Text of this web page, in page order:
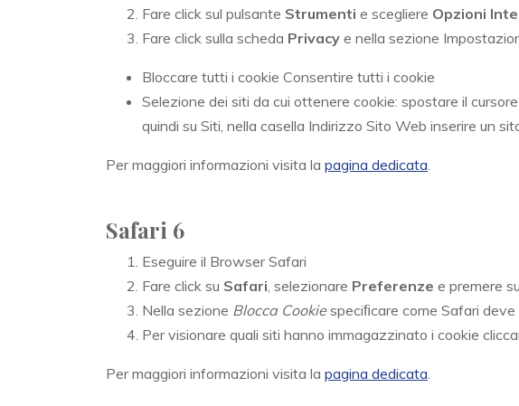
Fare click sul pulsante Strumenti e scegliere Opzioni
Fare click sulla scheda Privacy e nella sezione
Bloccare tutti i cookie Consentire tutti i cookie
Selezione dei siti da cui ottenere cookie: spostare il
quindi su Siti, nella casella Indirizzo Sito Web inserire un
Per maggiori informazioni visita la pagina dedicata.
Safari 6
Eseguire il Browser Safari
Fare click su Safari, selezionare Preferenze e premere su
Nella sezione Blocca Cookiespeciﬁcare come Safari
Per visionare quali siti hanno immagazzinato i cookie
Per maggiori informazioni visita la pagina dedicata.